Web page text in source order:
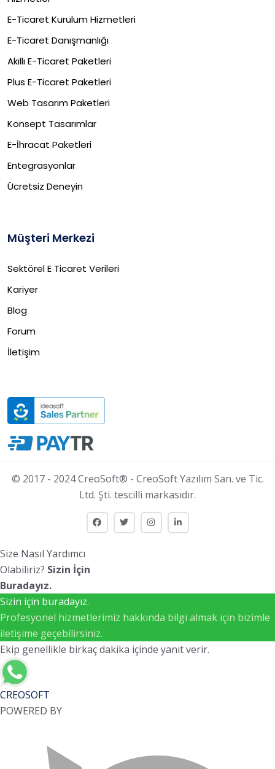
E-Ticaret Kurulum Hizmetleri
E-Ticaret Danışmanlığı
Akıllı E-Ticaret Paketleri
Plus E-Ticaret Paketleri
Web Tasarım Paketleri
Konsept Tasarımlar
E-İhracat Paketleri​
Entegrasyonlar
Ücretsiz Deneyin
Müşteri Merkezi
Sektörel E Ticaret Verileri
Kariyer
Blog
Forum
İletişim
© 2017 - 2024 CreoSoft® - CreoSoft Yazılım San. ve Tic.
Ltd. Şti. tescilli markasıdır.
Size Nasıl Yardımcı
Olabiliriz? Sizin İçin
Buradayız.
Sizin için buradayız.
Profesyonel hizmetlerimiz hakkında bilgi almak için bizimle
iletişime geçebilirsiniz.
Ekip genellikle birkaç dakika içinde yanıt verir.
CREOSOFT
POWERED BY